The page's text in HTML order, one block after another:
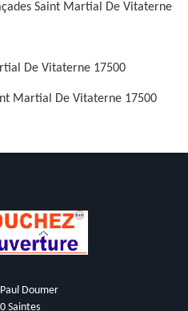
Saint Martial De Vitaterne
De Vitaterne 17500
Martial De Vitaterne 17500
Doumer
Saintes